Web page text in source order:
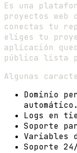
Es una
proyectos web
conectas tu
eliges tu
aplicación
pública lista
Algunas
Dominio
automático.
Logs en
Soporte
Variables
Soporte